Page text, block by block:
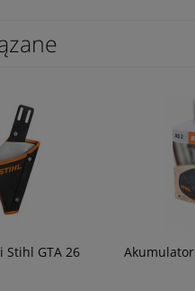
GTA 26 Akumulator